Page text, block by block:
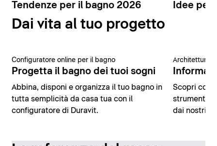
Tendenze per il bagno 2026 Idee per
Dai vita al tuo progetto
Configuratore online per il bagno
Progetta il bagno dei tuoi sogni
Abbina, disponi e organizza il tuo bagno in
tutta semplicità da casa tua con il
configuratore di Duravit.
Architettura
Scopri
strumenti
dai nostri